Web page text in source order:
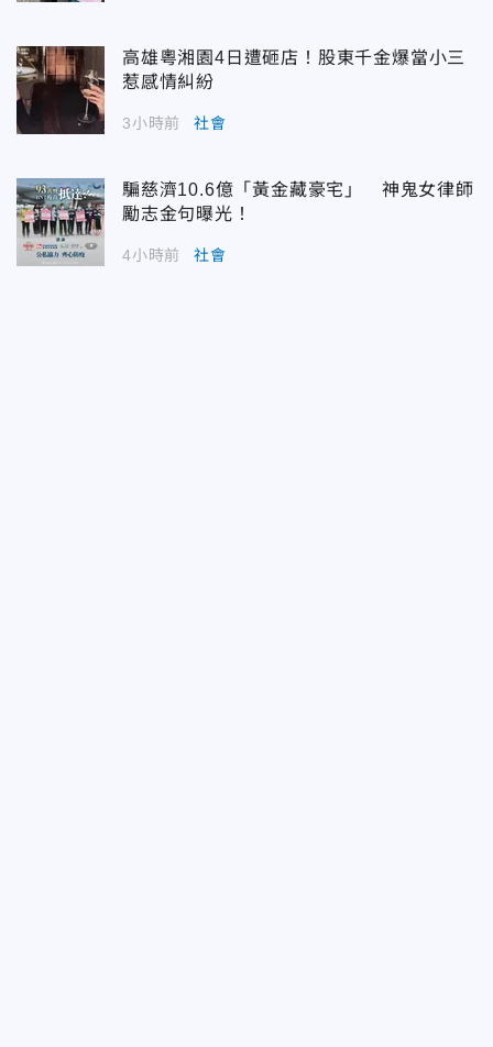
高雄粵湘園4日遭砸店！股東千金爆當小三
惹感情糾紛
3小時前 社會
騙慈濟10.6億「黃金藏豪宅」 神鬼女律師
勵志金句曝光！
4小時前 社會